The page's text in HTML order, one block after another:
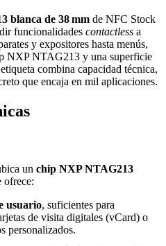
blanca de 38 mm de NFC Stock
funcionalidades contactless a
y expositores hasta menús,
NXP NTAG213 y una superficie
combina capacidad técnica,
que encaja en mil aplicaciones.
un chip NXP NTAG213
ofrece:
usuario, suficientes para
de visita digitales (vCard) o
personalizados.